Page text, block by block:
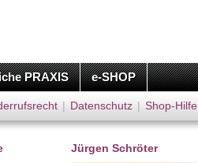
PRAXIS e-SHOP
| Datenschutz | Shop-Hilfe
Jürgen Schröter